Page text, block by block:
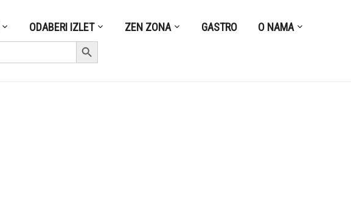
ODABERI IZLET ZEN ZONA GASTRO O NAMA
Search Button